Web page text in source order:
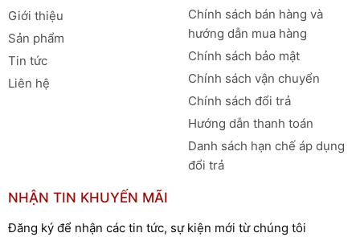
Giới thiệu
Sản phẩm
Tin tức
Liên hệ
Chính sách bán hàng và
hướng dẫn mua hàng
Chính sách bảo mật
Chính sách vận chuyển
Chính sách đổi trả
Hướng dẫn thanh toán
Danh sách hạn chế áp dụng
đổi trả
NHẬN TIN KHUYẾN MÃI
Đăng ký để nhận các tin tức, sự kiện mới từ chúng tôi